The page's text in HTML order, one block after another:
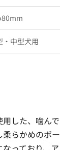
・中型犬用
した、噛ん
らかめのボー